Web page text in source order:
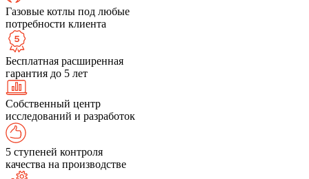
Газовые котлы под любые
потребности клиента
Бесплатная расширенная
гарантия до 5 лет
Собственный центр
исследований и разработок
5 ступеней контроля
качества на производстве